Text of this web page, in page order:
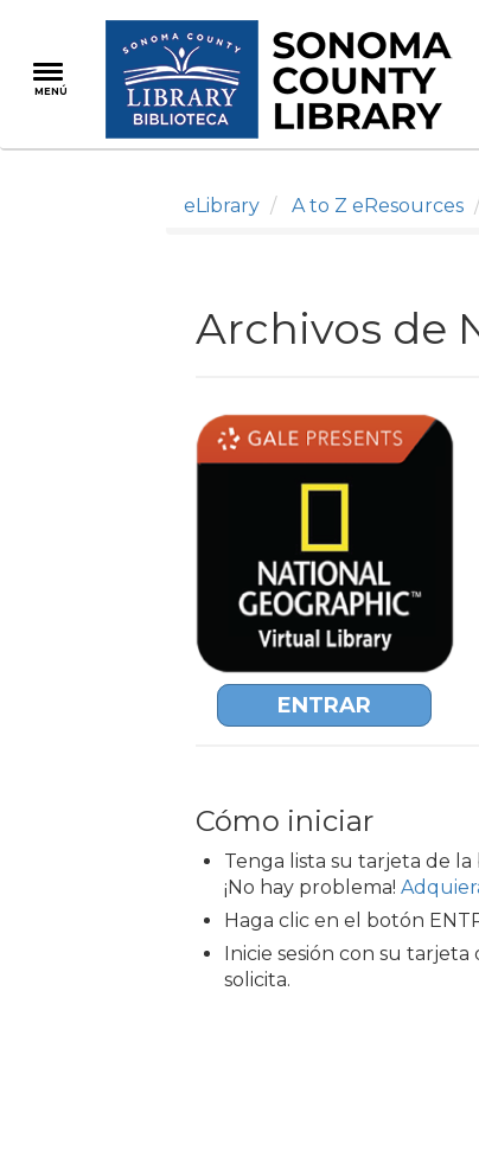
contenido
principal
MENÚ
eLibrary A to Z eResources
Archivos de
ENTRAR
Cómo iniciar
Tenga lista su tarjeta de
¡No hay problema!
Haga clic en el botón
Inicie sesión con su tarjeta
solicita.